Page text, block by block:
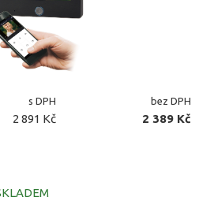
s DPH bez DPH
2 891 Kč 2 389 Kč